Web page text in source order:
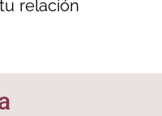
relación